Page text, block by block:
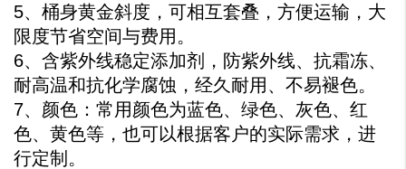
5、桶身黄金斜度，可相互套叠，方便运输，大
限度节省空间与费用。
6、含紫外线稳定添加剂，防紫外线、抗霜冻、
耐高温和抗化学腐蚀，经久耐用、不易褪色。
7、颜色：常用颜色为蓝色、绿色、灰色、红
色、黄色等，也可以根据客户的实际需求，进
行定制。